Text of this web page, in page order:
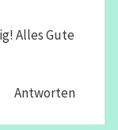
Alles Gute
Antworten